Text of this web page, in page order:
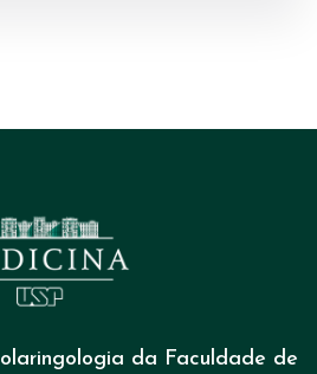
da Faculdade de